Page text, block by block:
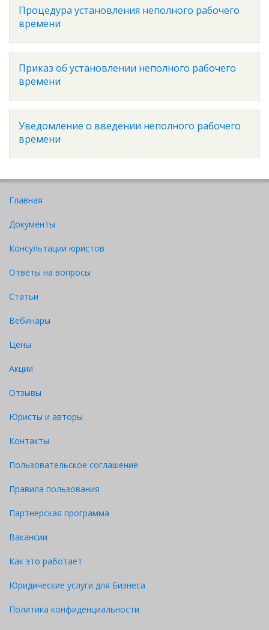
Процедура установления неполного рабочего
времени
Приказ об установлении неполного рабочего
времени
Уведомление о введении неполного рабочего
времени
Главная
Документы
Консультации юристов
Ответы на вопросы
Статьи
Вебинары
Цены
Акции
Отзывы
Юристы и авторы
Контакты
Пользовательское соглашение
Правила пользования
Партнерская программа
Вакансии
Как это работает
Юридические услуги для Бизнеса
Политика конфиденциальности